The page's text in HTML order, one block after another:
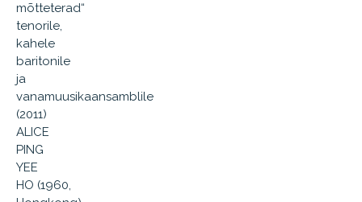
mõtteterad“
tenorile,
kahele
baritonile
ja
vanamuusikaansamblile
(2011)
ALICE
PING
YEE
HO (1960,